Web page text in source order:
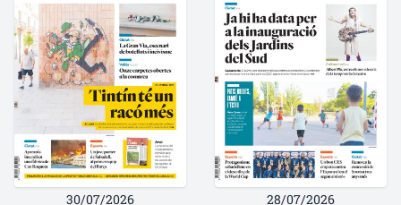
30/07/2026 28/07/2026